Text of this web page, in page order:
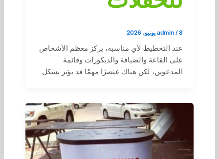
admin /8 يونيو، 2026
عند التخطيط لأي مناسبة، يركز معظم الأشخاص
على القاعة والضيافة والديكورات وقائمة
المدعوين، لكن هناك عنصرًا مهمًا قد يؤثر بشكل